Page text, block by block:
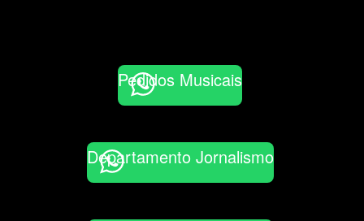
Pedidos Musicais
Departamento Jornalismo